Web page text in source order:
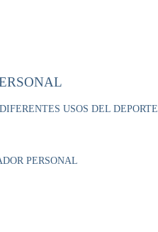
USOS DEL DEPORTE
PERSONAL